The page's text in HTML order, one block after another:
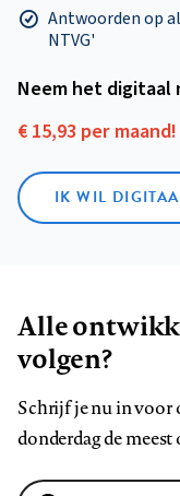
Antwoorden op
NTVG'
Neem het
€ 15,93 per maand!
IK WIL
Alle
volgen?
Schrijf je nu in voor
donderdag de